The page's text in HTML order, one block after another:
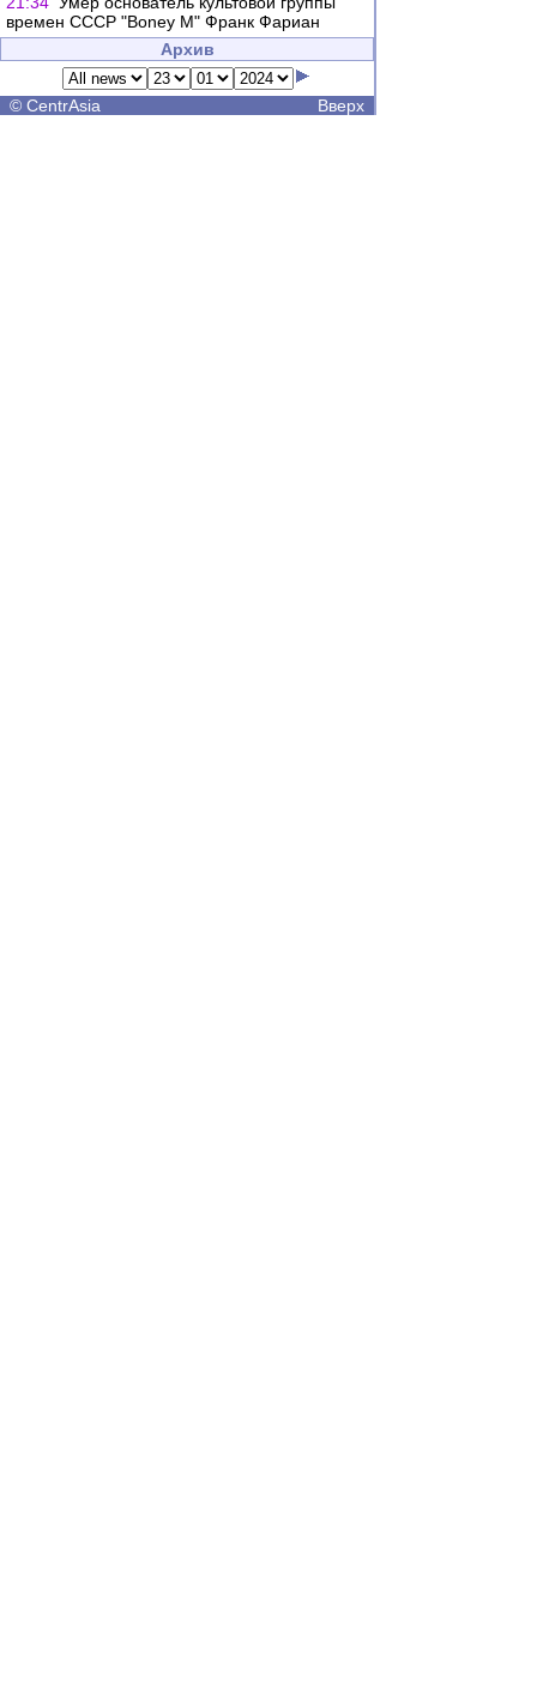
времен СССР "Boney M" Франк Фариан
Архив
© CentrAsia Вверх